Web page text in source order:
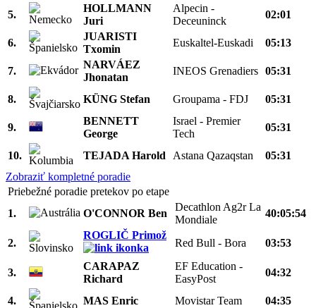
5.
HOLLMANN
Juri
Alpecin -
Deceuninck
02:01
6.
JUARISTI
Txomin
Euskaltel-Euskadi 05:13
7.
NARVÁEZ
Jhonatan
INEOS Grenadiers 05:31
8. KÜNG Stefan Groupama - FDJ 05:31
9.
BENNETT
George
Israel - Premier
Tech
05:31
10. TEJADA Harold Astana Qazaqstan
05:31
Zobraziť kompletné poradie
Priebežné poradie pretekov po etape
1.
O'CONNOR Ben
Decathlon Ag2r La
Mondiale
40:05:54
2.
ROGLIČ Primož
Red Bull - Bora 03:53
3.
CARAPAZ
Richard
EF Education -
EasyPost
04:32
4. MAS Enric Movistar Team 04:35